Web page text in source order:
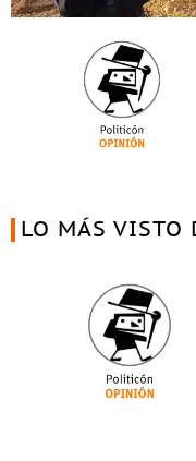
LO MÁS VISTO